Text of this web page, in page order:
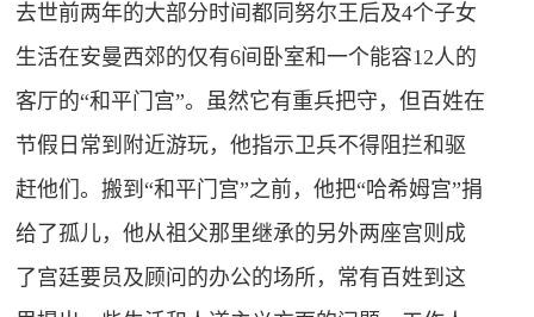
去世前两年的大部分时间都同努尔王后及4个子女
生活在安曼西郊的仅有6间卧室和一个能容12人的
客厅的“和平门宫”。虽然它有重兵把守，但百姓在
节假日常到附近游玩，他指示卫兵不得阻拦和驱
赶他们。搬到“和平门宫”之前，他把“哈希姆宫”捐
给了孤儿，他从祖父那里继承的另外两座宫则成
了宫廷要员及顾问的办公的场所，常有百姓到这